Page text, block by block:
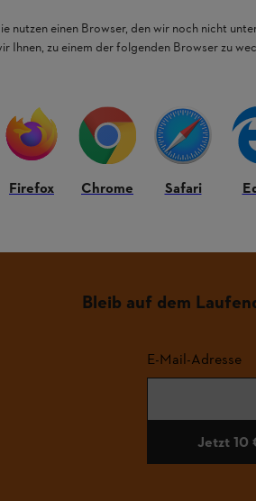
zu den häufigsten Fragen.
Bleib auf dem
E-Mail-Adresse
Jetzt 10
nutzen einen Browser, den wir noch nicht
Ihnen, zu einem der folgenden Browser zu
Firefox Chrome Safari